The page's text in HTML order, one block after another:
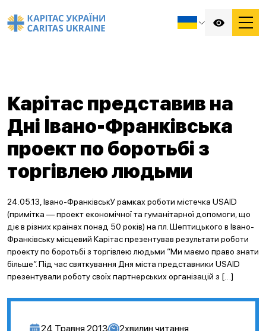
Карітас представив на
Дні Івано-Франківська
проект по боротьбі з
торгівлею людьми
24.05.13, Івано-ФранківськУ рамках роботи містечка USAID
(примітка — проект економічної та гуманітарної допомоги, що
діє в різних країнах понад 50 років) на пл. Шептицького в Івано-
Франківську місцевий Карітас презентував результати роботи
проекту по боротьбі з торгівлею людьми “Ми маємо право знати
більше”. Під час святкування Дня міста представники USAID
презентували роботу своїх партнерських організацій з […]
24 Травня 2013 2хвилин читання